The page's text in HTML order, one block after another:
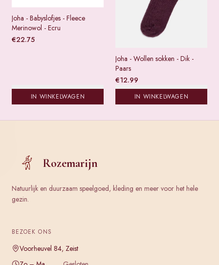
Joha - Babyslofjes - Fleece
Merinowol - Ecru
€22.75
IN WINKELWAGEN
Joha - Wollen sokken - Dik -
Paars
€12.99
IN WINKELWAGEN
Rozemarijn
Natuurlijk en duurzaam speelgoed, kleding en meer voor het hele
gezin.
BEZOEK ONS
Voorheuvel 84, Zeist